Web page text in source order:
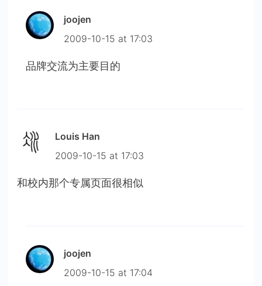
joojen
2009-10-15 at 17:03
品牌交流为主要目的
Louis Han
2009-10-15 at 17:03
和校内那个专属页面很相似
joojen
2009-10-15 at 17:04